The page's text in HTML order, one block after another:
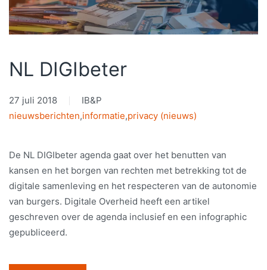
NL DIGIbeter
27 juli 2018
IB&P
nieuwsberichten,informatie,privacy (nieuws)
De NL DIGIbeter agenda gaat over het benutten van
kansen en het borgen van rechten met betrekking tot de
digitale samenleving en het respecteren van de autonomie
van burgers. Digitale Overheid heeft een artikel
geschreven over de agenda inclusief en een infographic
gepubliceerd.